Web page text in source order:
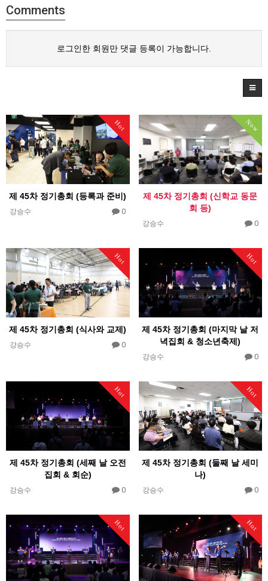
Comments
로그인한 회원만 댓글 등록이 가능합니다.
Hot
제 45차 정기총회 (등록과 준비)
강승수 0
Now
제 45차 정기총회 (신학교 동문
회 등)
강승수 0
Hot
제 45차 정기총회 (식사와 교제)
강승수 0
Hot
제 45차 정기총회 (마지막 날 저
녁집회 & 청소년축제)
강승수 0
Hot
제 45차 정기총회 (세째 날 오전
집회 & 회순)
강승수 0
Hot
제 45차 정기총회 (둘째 날 세미
나)
강승수 0
Hot Hot